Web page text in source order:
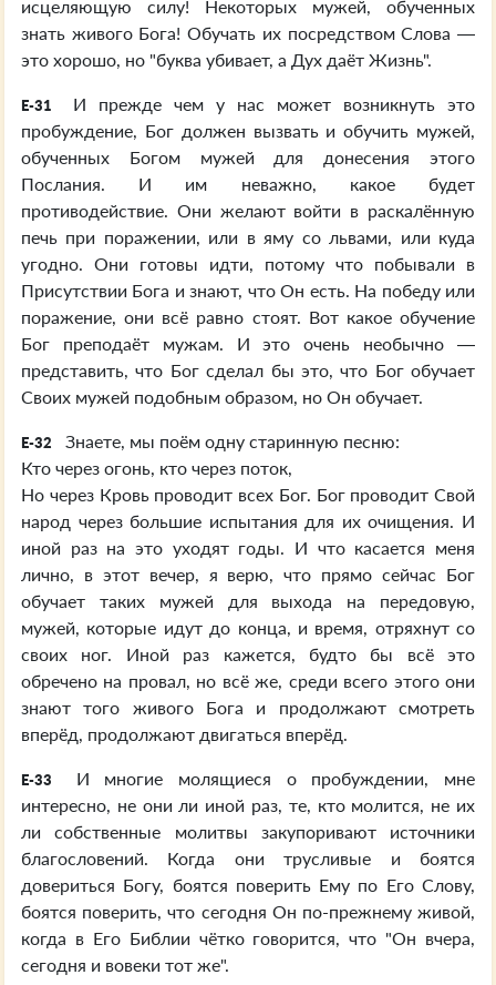
исцеляющую силу! Некоторых мужей, обученных
знать живого Бога! Обучать их посредством Слова —
это хорошо, но "буква убивает, а Дух даёт Жизнь".
E-31
И прежде чем у нас может возникнуть это
пробуждение, Бог должен вызвать и обучить мужей,
обученных Богом мужей для донесения этого
Послания. И им неважно, какое будет
противодействие. Они желают войти в раскалённую
печь при поражении, или в яму со львами, или куда
угодно. Они готовы идти, потому что побывали в
Присутствии Бога и знают, что Он есть. На победу или
поражение, они всё равно стоят. Вот какое обучение
Бог преподаёт мужам. И это очень необычно —
представить, что Бог сделал бы это, что Бог обучает
Своих мужей подобным образом, но Он обучает.
E-32
Знаете, мы поём одну старинную песню:
Кто через огонь, кто через поток,
Но через Кровь проводит всех Бог. Бог проводит Свой
народ через большие испытания для их очищения. И
иной раз на это уходят годы. И что касается меня
лично, в этот вечер, я верю, что прямо сейчас Бог
обучает таких мужей для выхода на передовую,
мужей, которые идут до конца, и время, отряхнут со
своих ног. Иной раз кажется, будто бы всё это
обречено на провал, но всё же, среди всего этого они
знают того живого Бога и продолжают смотреть
вперёд, продолжают двигаться вперёд.
E-33
И многие молящиеся о пробуждении, мне
интересно, не они ли иной раз, те, кто молится, не их
ли собственные молитвы закупоривают источники
благословений. Когда они трусливые и боятся
довериться Богу, боятся поверить Ему по Его Слову,
боятся поверить, что сегодня Он по-прежнему живой,
когда в Его Библии чётко говорится, что "Он вчера,
сегодня и вовеки тот же".